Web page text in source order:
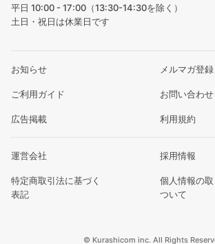
平日 10:00 - 17:00（13:30-14:30を除く）
土日・祝日は休業日です
お知らせ メルマガ登
ご利用ガイド お問い合わせ
広告掲載 利用規約
運営会社 採用情報
特定商取引法に基づく
表記
個人情報の
ついて
© Kurashicom inc. All Rights